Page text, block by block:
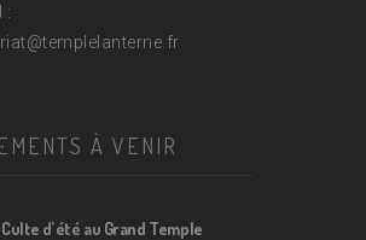
:
templelanterne.fr
À VENIR
Culte d’été au Grand Temple